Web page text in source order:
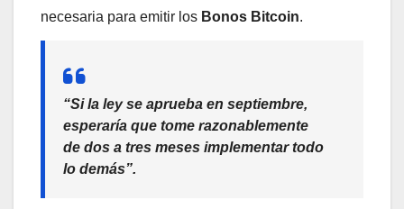
necesaria para emitir los Bonos Bitcoin.
“Si la ley se aprueba en septiembre,
esperaría que tome razonablemente
de dos a tres meses implementar todo
lo demás”.